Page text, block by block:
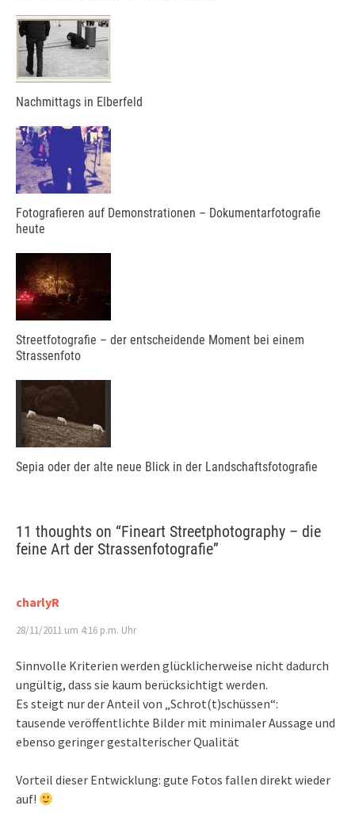
Nachmittags in Elberfeld
Fotografieren auf Demonstrationen – Dokumentarfotografie
heute
Streetfotografie – der entscheidende Moment bei einem
Strassenfoto
Sepia oder der alte neue Blick in der Landschaftsfotografie
11 thoughts on “Fineart Streetphotography – die
feine Art der Strassenfotografie”
charlyR
28/11/2011 um 4:16 p.m. Uhr
Sinnvolle Kriterien werden glücklicherweise nicht dadurch
ungültig, dass sie kaum berücksichtigt werden.
Es steigt nur der Anteil von „Schrot(t)schüssen“:
tausende veröffentlichte Bilder mit minimaler Aussage und
ebenso geringer gestalterischer Qualität
Vorteil dieser Entwicklung: gute Fotos fallen direkt wieder
auf!